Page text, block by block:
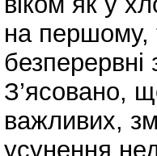
на першому,
безперервні
З’ясовано,
важливих,
усунення